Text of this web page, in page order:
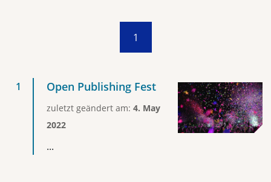
1
Open Publishing Fest
zuletzt geändert am: 4. May
2022
...